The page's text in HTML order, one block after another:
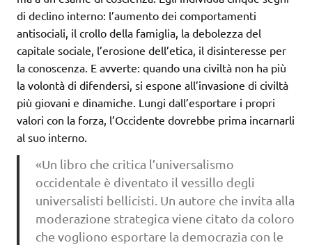
di declino interno: l’aumento dei comportamenti
antisociali, il crollo della famiglia, la debolezza del
capitale sociale, l’erosione dell’etica, il disinteresse per
la conoscenza. E avverte: quando una civiltà non ha più
la volontà di difendersi, si espone all’invasione di civiltà
più giovani e dinamiche. Lungi dall’esportare i propri
valori con la forza, l’Occidente dovrebbe prima incarnarli
al suo interno.
«Un libro che critica l’universalismo
occidentale è diventato il vessillo degli
universalisti bellicisti. Un autore che invita alla
moderazione strategica viene citato da coloro
che vogliono esportare la democrazia con le